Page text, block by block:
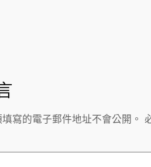
寫的電子郵件地址不會公開。